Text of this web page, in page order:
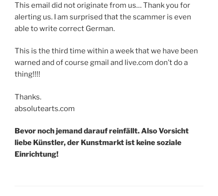
This email did not originate from us… Thank you for
alerting us. I am surprised that the scammer is even
able to write correct German.
This is the third time within a week that we have been
warned and of course gmail and live.com don’t do a
thing!!!!
Thanks.
absolutearts.com
Bevor noch jemand darauf reinfällt. Also Vorsicht
liebe Künstler, der Kunstmarkt ist keine soziale
Einrichtung!